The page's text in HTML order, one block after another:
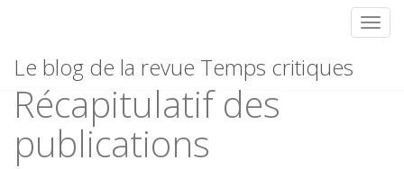
content
Le blog de la revue Temps critiques
Gilets jaunes –
Récapitulatif des
publications